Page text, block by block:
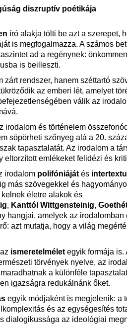
diszruptív poétikája
író alakja tölti be azt a szerepet,
is megfogalmazza. A számos
ad a regénynek:
is beilleszti.
rendszer, hanem széttartó
az emberi lét, amelyet
válik az
irodalom és történelem
söpörheti szőnyeg alá a 20.
tapasztalatát. Az irodalom a
eltorzított emlékeket felidézi és
irodalom polifóniáját és
más szövegekkel és
életre alakok és
, Kanttól Wittgensteinig,
hangjai, amelyek az irodalomban
azt mutatja, hogy a világ
ismeretelmélet egyik formája is.
törvények nyelve, az
a különféle
igazságra redukálnánk őket.
egyik módjaként is megjelenik: a
és az egységesítés
dialogikussága az ideológiai